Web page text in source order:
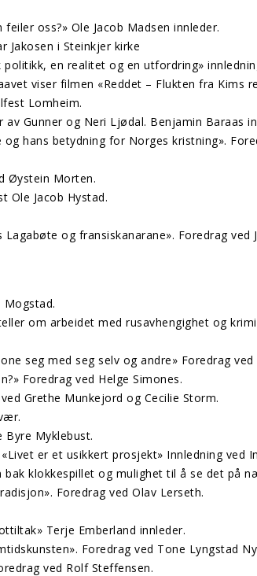
oss?» Ole Jacob Madsen innleder.
Jakosen i Steinkjer kirke
en realitet og en utfordring»
viser filmen «Reddet – Flukten fra Kims
Lomheim.
Gunner og Neri Ljødal. Benjamin Baraas
hans betydning for Norges kristning».
Øystein Morten.
Ole Jacob Hystad.
og fransiskanarane». Foredrag ved
Mogstad.
om arbeidet med rusavhengighet og
seg med seg selv og andre» Foredrag ved
Foredrag ved Helge Simones.
Grethe Munkejord og Cecilie Storm.
Byre Myklebust.
er et usikkert prosjekt» Innledning ved
bak klokkespillet og mulighet til å se det på
Foredrag ved Olav Lerseth.
Terje Emberland innleder.
Foredrag ved Tone Lyngstad
ved Rolf Steffensen.